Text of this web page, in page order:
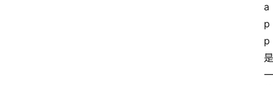
a
p
p
是
一